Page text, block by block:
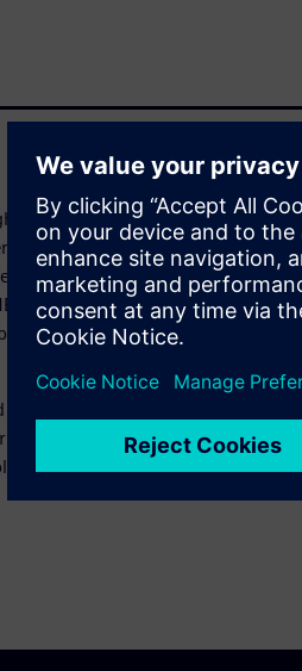
conditions, so they need special
and last longer. Due to
product recipes are needed.
at its Weiterstadt site to
manufacturing of its VISCOPLEX®
learn how Evonik manages complex
It highlights the use of a
manufacturing and high product